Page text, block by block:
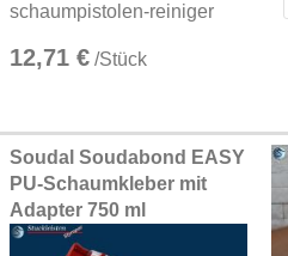
schaumpistolen-reiniger
12,71 € /Stück
Soudal Soudabond EASY
PU-Schaumkleber mit
Adapter 750 ml